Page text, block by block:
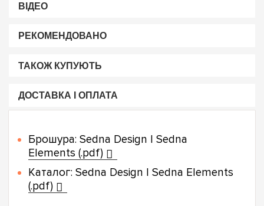
ВІДЕО
РЕКОМЕНДОВАНО
ТАКОЖ КУПУЮТЬ
ДОСТАВКА І ОПЛАТА
Брошура: Sedna Design | Sedna
Elements (.pdf)
Каталог: Sedna Design | Sedna Elements
(.pdf)